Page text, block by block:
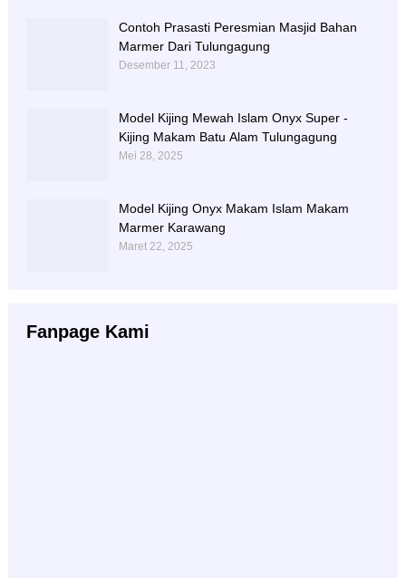
Contoh Prasasti Peresmian Masjid Bahan
Marmer Dari Tulungagung
Desember 11, 2023
Model Kijing Mewah Islam Onyx Super -
Kijing Makam Batu Alam Tulungagung
Mei 28, 2025
Model Kijing Onyx Makam Islam Makam
Marmer Karawang
Maret 22, 2025
Fanpage Kami